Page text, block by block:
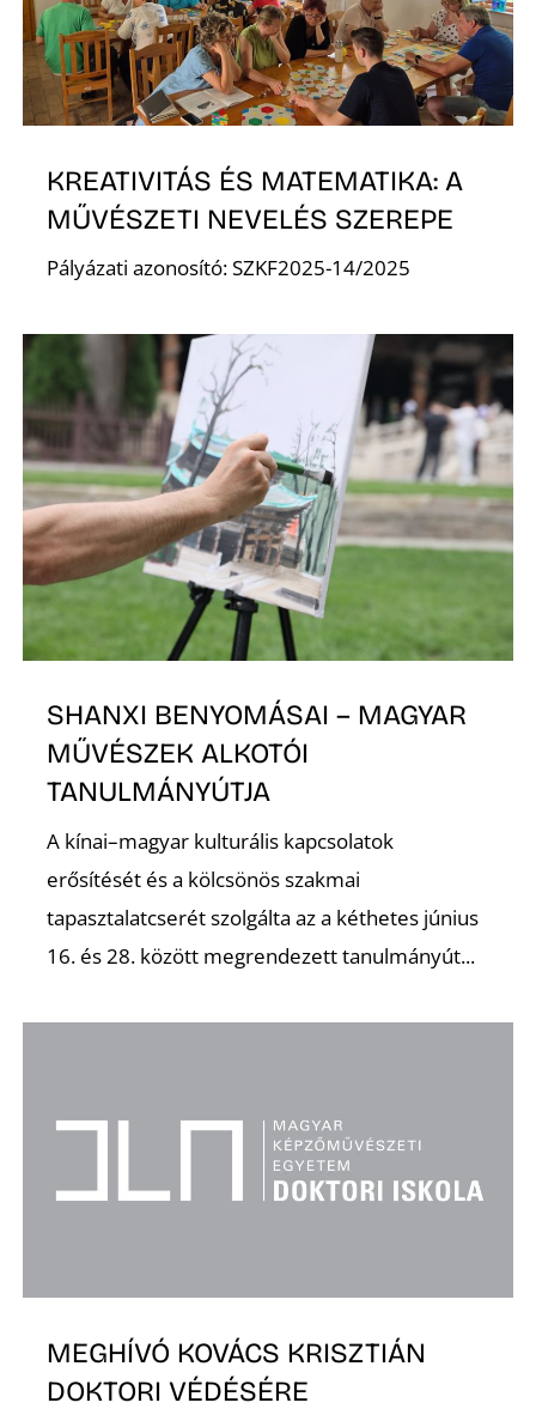
KREATIVITÁS ÉS MATEMATIKA: A
MŰVÉSZETI NEVELÉS SZEREPE
Pályázati azonosító: SZKF2025-14/2025
SHANXI BENYOMÁSAI – MAGYAR
MŰVÉSZEK ALKOTÓI
TANULMÁNYÚTJA
A kínai–magyar kulturális kapcsolatok
erősítését és a kölcsönös szakmai
tapasztalatcserét szolgálta az a kéthetes június
16. és 28. között megrendezett tanulmányút...
MEGHÍVÓ KOVÁCS KRISZTIÁN
DOKTORI VÉDÉSÉRE